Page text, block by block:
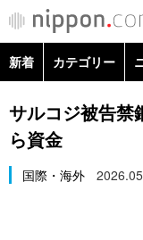
カテゴリー
新着 カテゴリー
政治・外交
経済・ビジネス
サルコジ被告
ら資金
国際・海外